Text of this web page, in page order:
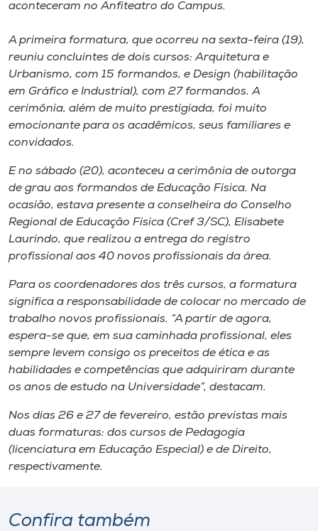
Editora
Rádio
Unoesc
Store
Selecione
A+
A-
aconteceram no Anfiteatro do Campus.
A primeira formatura, que ocorreu na sexta-feira (19),
reuniu concluintes de dois cursos: Arquitetura e
Urbanismo, com 15 formandos, e Design (habilitação
em Gráfico e Industrial), com 27 formandos. A
cerimônia, além de muito prestigiada, foi muito
emocionante para os acadêmicos, seus familiares e
convidados.
E no sábado (20), aconteceu a cerimônia de outorga
de grau aos formandos de Educação Física. Na
ocasião, estava presente a conselheira do Conselho
Regional de Educação Física (Cref 3/SC), Elisabete
Laurindo, que realizou a entrega do registro
profissional aos 40 novos profissionais da área.
Para os coordenadores dos três cursos, a formatura
significa a responsabilidade de colocar no mercado de
trabalho novos profissionais. “A partir de agora,
espera-se que, em sua caminhada profissional, eles
sempre levem consigo os preceitos de ética e as
habilidades e competências que adquiriram durante
os anos de estudo na Universidade”, destacam.
Nos dias 26 e 27 de fevereiro, estão previstas mais
duas formaturas: dos cursos de Pedagogia
(licenciatura em Educação Especial) e de Direito,
respectivamente.
Confira também